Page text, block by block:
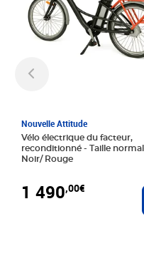
Nouvelle Attitude
Vélo électrique du facteur,
reconditionné - Taille normale -
Noir/ Rouge
1 490,00€